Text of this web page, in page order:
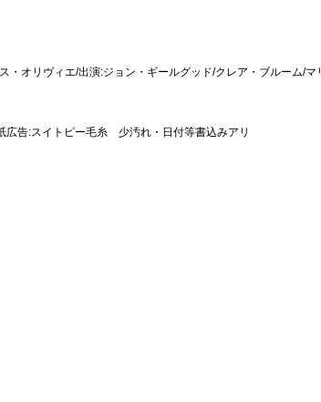
・オリヴィエ/出演:ジョン・ギールグッド/クレア・ブルーム/マ
広告:スイトピー毛糸 少汚れ・日付等書込みアリ